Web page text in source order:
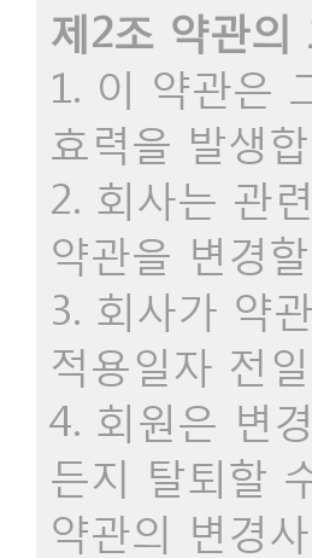
제2조 약관의
1. 이 약관은
효력을 발생
2. 회사는 관
약관을 변경
3. 회사가 약
적용일자 전
4. 회원은 변
든지 탈퇴할
약관의 변경